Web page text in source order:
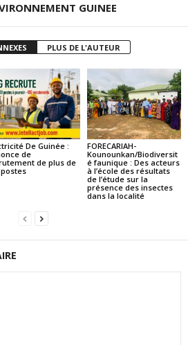
GUINEE
PLUS DE L'AUTEUR
De Guinée :
de
de plus de
postes
FORECARIAH-
Kounounkan/Biodiversit
é faunique : Des acteurs
à l’école des résultats
de l’étude sur la
présence des insectes
dans la localité